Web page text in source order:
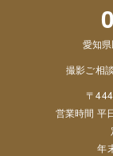
愛知
撮影ご相
〒
営業時間 平
年